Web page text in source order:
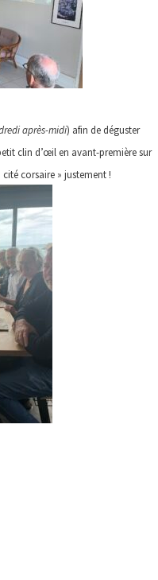
après-midi) afin de déguster
clin d’œil en avant-première sur
corsaire » justement !